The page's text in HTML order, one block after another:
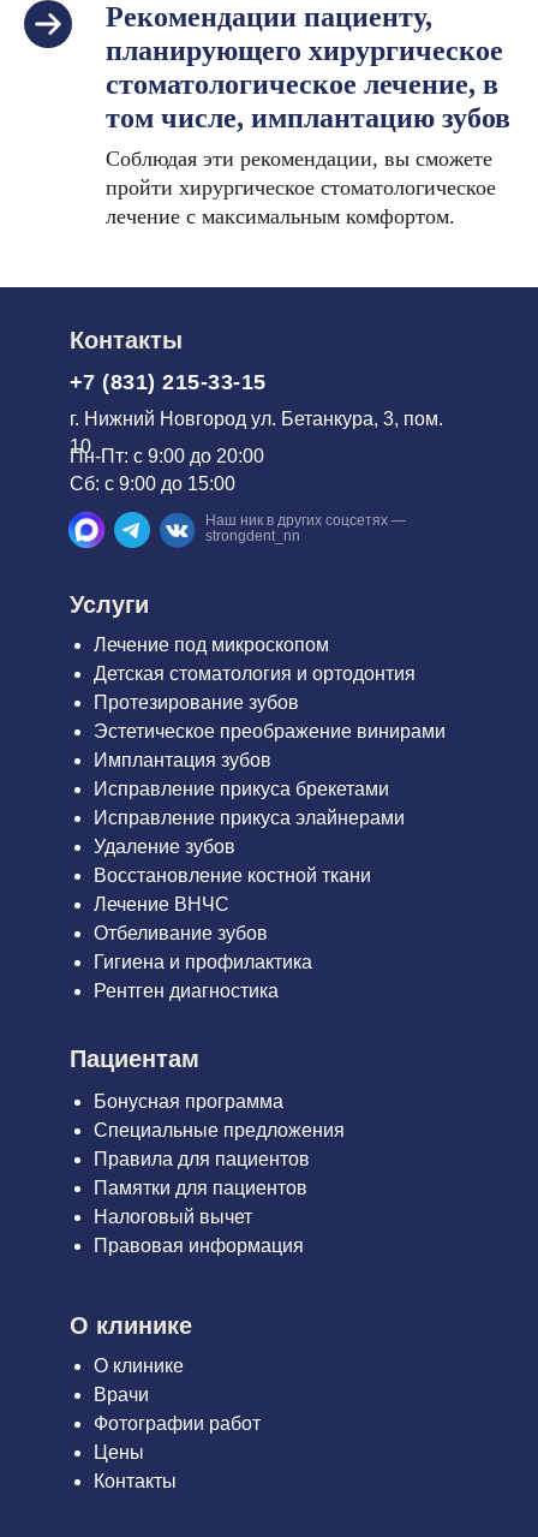
Рекомендации пациенту,
планирующего хирургическое
стоматологическое лечение, в
том числе, имплантацию зубов
Соблюдая эти рекомендации, вы сможете
пройти хирургическое стоматологическое
лечение с максимальным комфортом.
Пн-Пт: с 9:00 до 20:00
Сб: с 9:00 до 15:00
г. Нижний Новгород ул. Бетанкура, 3, пом.
10
+7 (831) 215-33-15
Услуги
О клинике
Контакты
Пациентам
О клинике
Врачи
Фотографии работ
Цены
Контакты
Бонусная программа
Специальные предложения
Правила для пациентов
Памятки для пациентов
Налоговый вычет
Правовая информация
Лечение под микроскопом
Детская стоматология и ортодонтия
Протезирование зубов
Эстетическое преображение винирами
Имплантация зубов
Исправление прикуса брекетами
Исправление прикуса элайнерами
Удаление зубов
Восстановление костной ткани
Лечение ВНЧС
Отбеливание зубов
Гигиена и профилактика
Рентген диагностика
Наш ник в других соцсетях —
strongdent_nn